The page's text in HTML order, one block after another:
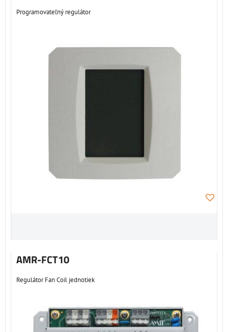
Programovateľný regulátor
AMR-FCT10
Regulátor Fan Coil jednotiek